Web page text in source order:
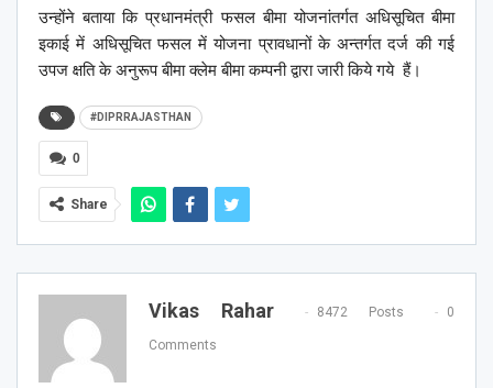
उन्होंने बताया कि प्रधानमंत्री फसल बीमा योजनांतर्गत अधिसूचित बीमा
इकाई में अधिसूचित फसल में योजना प्रावधानों के अन्‍तर्गत दर्ज की गई
उपज क्षति के अनुरूप बीमा क्‍लेम बीमा कम्‍पनी द्वारा जारी किये गये हैं।
#DIPRRAJASTHAN
0
Share
Vikas Rahar 8472 Posts 0
Comments